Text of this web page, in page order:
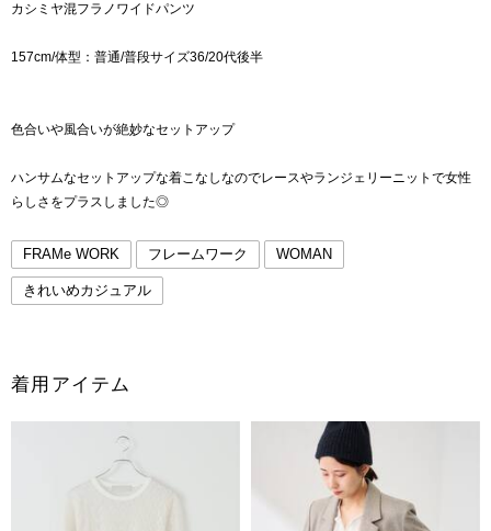
カシミヤ混フラノワイドパンツ
157cm/体型：普通/普段サイズ36/20代後半
色合いや風合いが絶妙なセットアップ
ハンサムなセットアップな着こなしなのでレースやランジェリーニットで女性
らしさをプラスしました◎
FRAMe WORK フレームワーク WOMAN
きれいめカジュアル
着用アイテム